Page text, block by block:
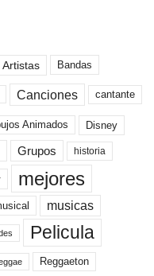
Artistas Bandas
Canciones cantante
Animados Disney
Grupos historia
mejores
musicas
Pelicula
Reggaeton